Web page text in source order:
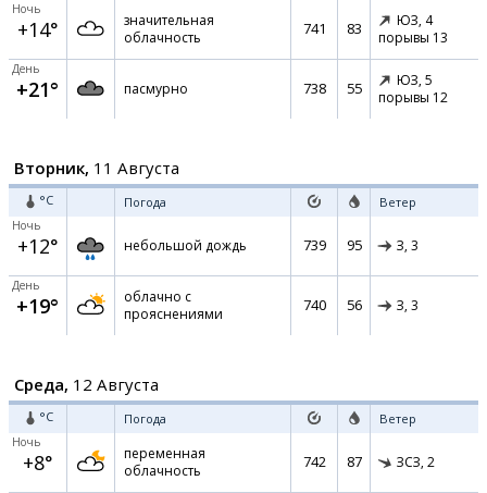
Ночь
+14°
значительная
облачность
741 83 ЮЗ, 4
порывы 13
День
+21° пасмурно 738 55 ЮЗ, 5
порывы 12
Вторник, 11 Августа
°C Погода Ветер
Ночь
+12° небольшой дождь 739 95 З, 3
День
+19°
облачно с
прояснениями
740 56 З, 3
Среда, 12 Августа
°C Погода Ветер
Ночь
+8°
переменная
облачность
742 87 ЗСЗ, 2